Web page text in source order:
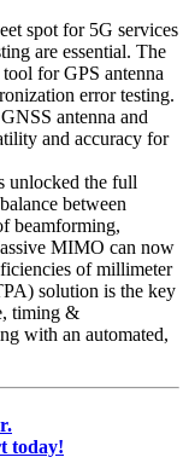
spot for 5G services
are essential. The
for GPS antenna
error testing.
antenna and
and accuracy for
unlocked the full
between
beamforming,
MIMO can now
of millimeter
solution is the key
timing &
with an automated,
today!